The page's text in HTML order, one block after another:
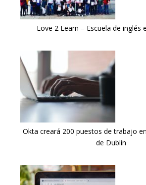
Love 2 Learn – Escuela de inglés
Okta creará 200 puestos de trabajo
de Dublín